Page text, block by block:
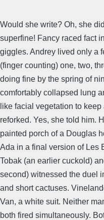
Would she write? Oh, she
superfine! Fancy raced fact
giggles. Andrey lived only a
(finger counting) one, two,
doing fine by the spring of
comfortably collapsed lung
like facial vegetation to
reforked. Yes, she told him.
painted porch of a Douglas
Ada in a final version of Les
Tobak (an earlier cuckold)
second) witnessed the duel
and short cactuses.
Van, a white suit. Neither
both fired simultaneously.